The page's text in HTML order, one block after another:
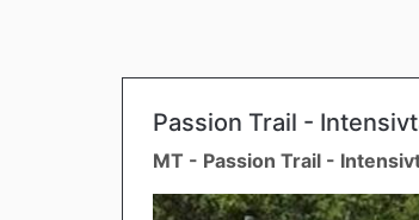
Passion Trail -
MT - Passion Trail -